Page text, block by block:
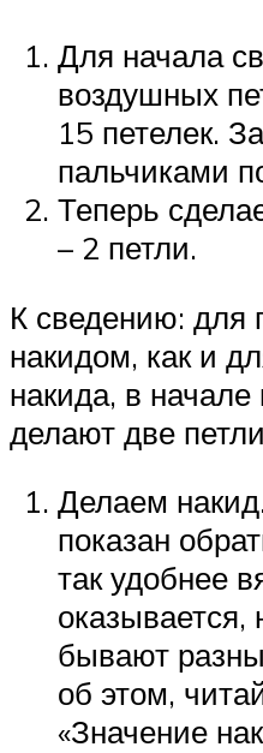
Для начала
воздушных
15 петелек.
пальчиками
Теперь
– 2 петли.
К сведению: для
накидом, как и
накида, в начале
делают две
Делаем
показан
так удобнее
бывают
об этом,
«Значение